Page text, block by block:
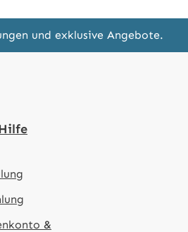
und exklusive Angebote.
&